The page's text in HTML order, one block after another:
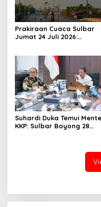
Prakiraan Cuaca Sulbar
Jumat 24 Juli 2026:
Suhardi Duka Temui
KKP: Sulbar Boyong 28